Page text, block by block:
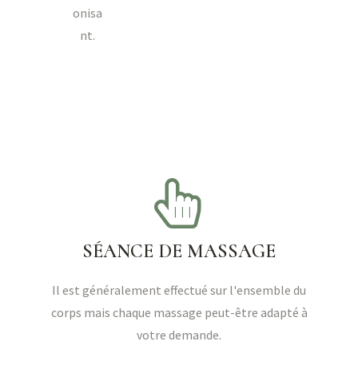
onisa
nt.
SÉANCE DE MASSAGE
Il est généralement effectué sur l'ensemble du
corps mais chaque massage peut-être adapté à
votre demande.